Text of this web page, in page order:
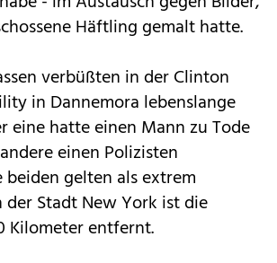
Häftling gemalt hatte.
verbüßten in der Clinton
in Dannemora lebenslange
eine hatte einen Mann zu Tode
einen Polizisten
beiden gelten als extrem
Stadt New York ist die
Kilometer entfernt.